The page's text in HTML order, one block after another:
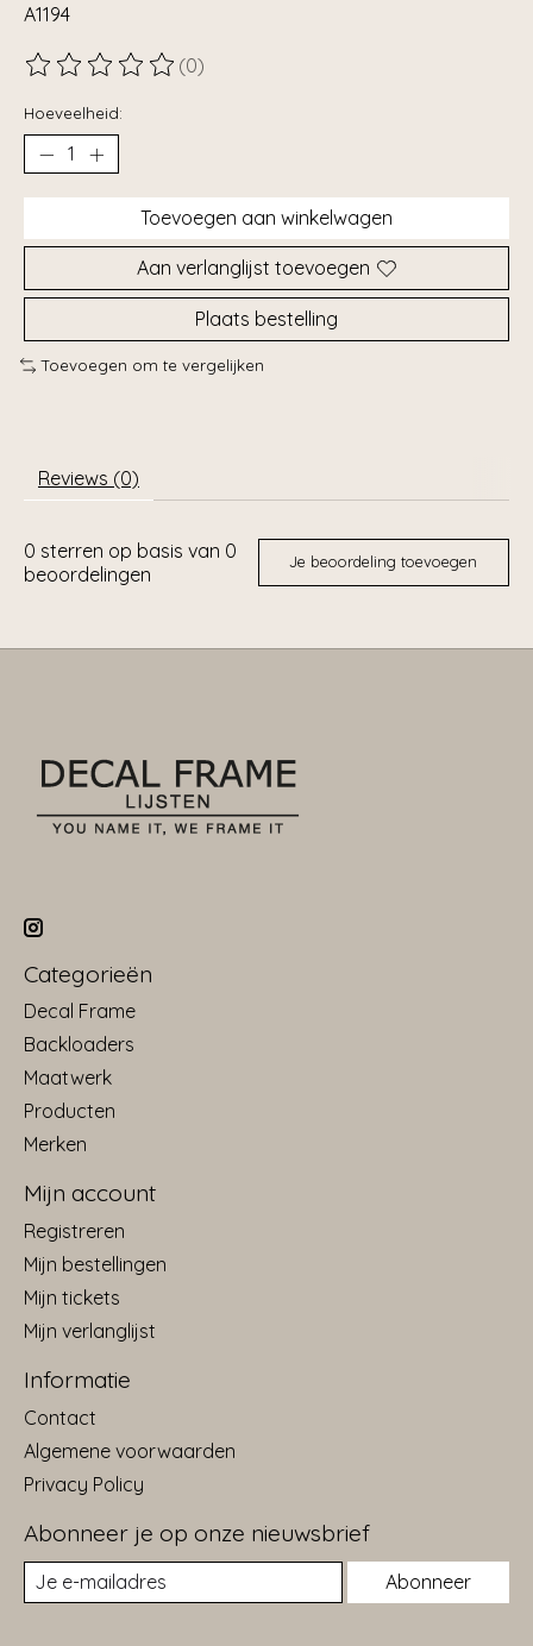
A1194
De beoordeling van dit product is
(0)
Hoeveelheid:
Toevoegen aan winkelwagen
Aan verlanglijst toevoegen
Plaats bestelling
Toevoegen om te vergelijken
Reviews (0)
0 sterren op basis van 0
beoordelingen
Je beoordeling toevoegen
Categorieën
Decal Frame
Backloaders
Maatwerk
Producten
Merken
Mijn account
Registreren
Mijn bestellingen
Mijn tickets
Mijn verlanglijst
Informatie
Contact
Algemene voorwaarden
Privacy Policy
Abonneer je op onze nieuwsbrief
Abonneer